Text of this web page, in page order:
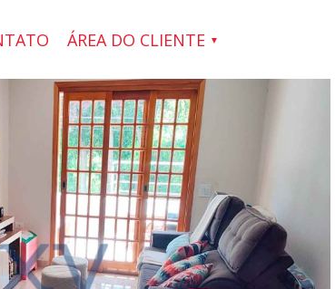
ÁREA DO CLIENTE